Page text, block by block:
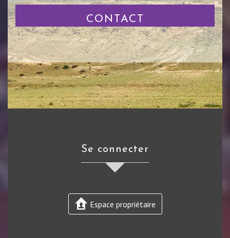
CONTACT
se connecter
Espace propriétaire